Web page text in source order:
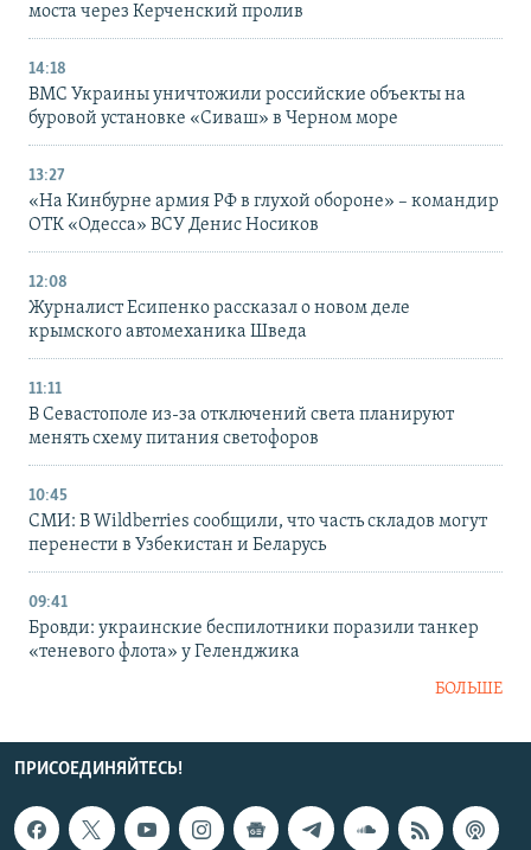
моста через Керченский пролив
14:18
ВМС Украины уничтожили российские объекты на
буровой установке «Сиваш» в Черном море
13:27
«На Кинбурне армия РФ в глухой обороне» – командир
ОТК «Одесса» ВСУ Денис Носиков
12:08
Журналист Есипенко рассказал о новом деле
крымского автомеханика Шведа
11:11
В Севастополе из-за отключений света планируют
менять схему питания светофоров
10:45
СМИ: В Wildberries сообщили, что часть складов могут
перенести в Узбекистан и Беларусь
09:41
Бровди: украинские беспилотники поразили танкер
«теневого флота» у Геленджика
БОЛЬШЕ
ПРИСОЕДИНЯЙТЕСЬ!